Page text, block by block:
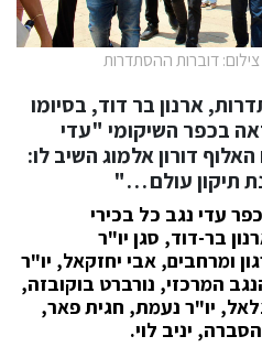
דוברות ההסתדרות
ארנון בר דוד, בסיומו
בכפר השיקומי "עדי
דורון אלמוג השיב לו:
תיקון עולם …"
עדי נגב כל בכירי
בר-דוד, סגן יו"ר
ומרחבים, אבי יחזקאל, יו"ר
המרכזי, נורברט בוקובזה,
יו"ר נעמת, חגית פאר,
יניב לוי.